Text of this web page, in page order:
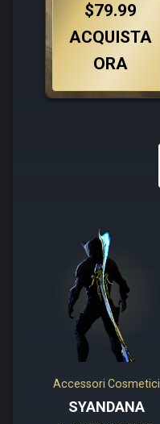
$79.99
ACQUISTA
ORA
Accessori Cosmetici
SYANDANA